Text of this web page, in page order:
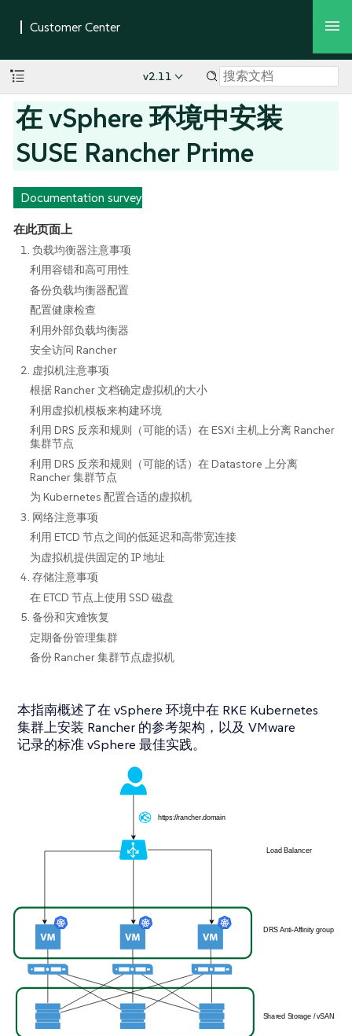
v2.11
在 vSphere 环境中安装
SUSE Rancher Prime
Documentation survey
在此页面上
1. 负载均衡器注意事项
利用容错和高可用性
备份负载均衡器配置
配置健康检查
利用外部负载均衡器
安全访问 Rancher
2. 虚拟机注意事项
根据 Rancher 文档确定虚拟机的大小
利用虚拟机模板来构建环境
利用 DRS 反亲和规则（可能的话）在 ESXi 主机上分离 Rancher
集群节点
利用 DRS 反亲和规则（可能的话）在 Datastore 上分离
Rancher 集群节点
为 Kubernetes 配置合适的虚拟机
3. 网络注意事项
利用 ETCD 节点之间的低延迟和高带宽连接
为虚拟机提供固定的 IP 地址
4. 存储注意事项
在 ETCD 节点上使用 SSD 磁盘
5. 备份和灾难恢复
定期备份管理集群
备份 Rancher 集群节点虚拟机
本指南概述了在 vSphere 环境中在 RKE Kubernetes
集群上安装 Rancher 的参考架构，以及 VMware
记录的标准 vSphere 最佳实践。